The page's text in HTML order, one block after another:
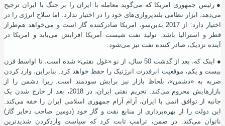
● رئیس جمهوری امریکا که می‌گوید معامله با ایران را بر جنگ با ایران ترجیح
می‌دهد، ابزار نظامی بلندپروازی‌های خود را در اختیار ندارد. اما سلاح انرﮊی را در
اختیار دارد: از 2017 بدین‌سو، امریکا صادرکننده گاز است و می‌خواهد هم‌طراز
قطر و استرالیا باشد. تولید نفت شیست آمریکا افزایش می‌یابد و امریکا در
آینده نزدیک، صادر کننده نفت نیز می‌شود.
●
اینک که، بعد از گذشت 50 سال، از نو «غول نفتی» شده ‌است، تا اواسط قرن
بیست و یکم، موقعیت ابرقدرت انرﮊتیک را حفظ خواهد کرد. بنابراین، وارد کردن
ضربه به «دشمن»، بلحاظ بازار نیز برایش سودمند است. زیرا دشمن را از
بازارهایش محروم می‌کند. تحریم نفتی ایران، در 2018، بعد از خارج شدن یک
جانبه از توافق اتمی با ایران، آرام آرام جمهوری اسلامی ایران را خفه می‌کند.
این دولت را از بهره‌برداری از منابع نفت و گاز خود (دومین صاحب ذخایر گاز)
ناتوان می‌کند. در ضمن، ترامپ ثابت کرد که سیاست واردکردن شدیدترین